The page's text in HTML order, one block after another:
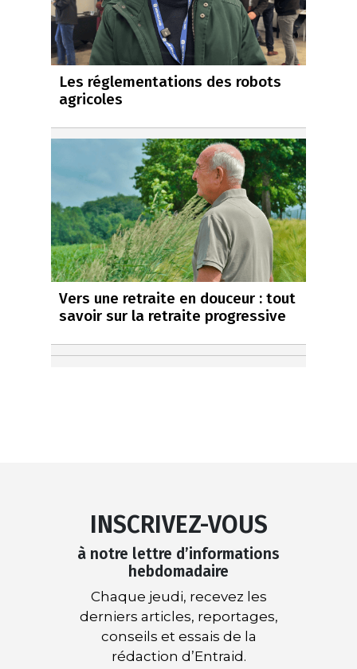
Les réglementations des robots
agricoles
Vers une retraite en douceur : tout
savoir sur la retraite progressive
INSCRIVEZ-VOUS
à notre lettre d’informations
hebdomadaire
Chaque jeudi, recevez les
derniers articles, reportages,
conseils et essais de la
rédaction d’Entraid.